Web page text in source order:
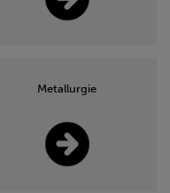
Metallurgie